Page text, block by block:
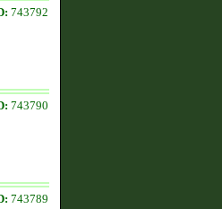
743792
743790
743789